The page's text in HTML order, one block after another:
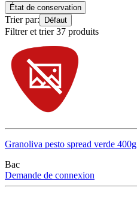
État de conservation
Trier par: Défaut
Filtrer et trier 37 produits
Granoliva pesto spread verde 400g
Bac
Demande de connexion